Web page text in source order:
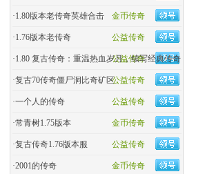
金币传奇
·1.80版本老传奇英雄合击
公益传奇
·1.76版本老传奇
公益传奇
·1.80 复古传奇：重温热血岁月，续写经典传奇
公益传奇
·复古70传奇僵尸洞比奇矿区
公益传奇
·一个人的传奇
金币传奇
·常青树1.75版本
公益传奇
·复古传奇1.76版本服
金币传奇
·2001的传奇